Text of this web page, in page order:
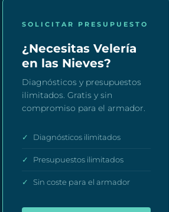
SOLICITAR PRESUPUESTO
¿Necesitas Velería
en las Nieves?
Diagnósticos y presupuestos
ilimitados. Gratis y sin
compromiso para el armador.
✓ Diagnósticos ilimitados
✓ Presupuestos ilimitados
✓ Sin coste para el armador